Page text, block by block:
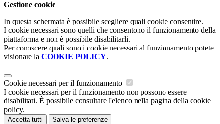
Gestione cookie
In questa schermata è possibile scegliere quali cookie consentire.
I cookie necessari sono quelli che consentono il funzionamento della
piattaforma e non è possibile disabilitarli.
Per conoscere quali sono i cookie necessari al funzionamento potete
visionare la COOKIE POLICY.
Cookie necessari per il funzionamento
I cookie necessari per il funzionamento non possono essere
disabilitati. È possibile consultare l'elenco nella pagina della cookie
policy.
Accetta tutti Salva le preferenze